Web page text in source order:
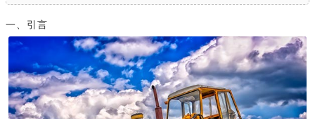
一、引言